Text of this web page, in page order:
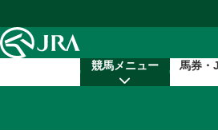
競馬メニュー 馬券・